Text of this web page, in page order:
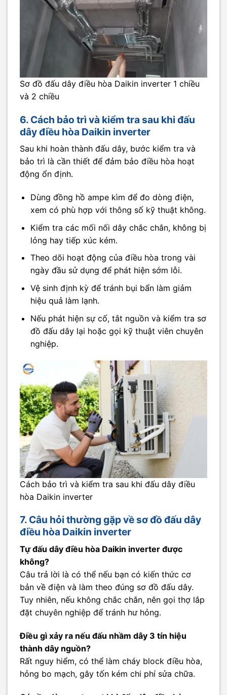
Sơ đồ đấu dây điều hòa Daikin inverter 1 chiều
và 2 chiều
6. Cách bảo trì và kiểm tra sau khi đấu
dây điều hòa Daikin inverter
Sau khi hoàn thành đấu dây, bước kiểm tra và
bảo trì là cần thiết để đảm bảo điều hòa hoạt
động ổn định.
Dùng đồng hồ ampe kìm để đo dòng điện,
xem có phù hợp với thông số kỹ thuật không.
Kiểm tra các mối nối dây chắc chắn, không bị
lỏng hay tiếp xúc kém.
Theo dõi hoạt động của điều hòa trong vài
ngày đầu sử dụng để phát hiện sớm lỗi.
Vệ sinh định kỳ để tránh bụi bẩn làm giảm
hiệu quả làm lạnh.
Nếu phát hiện sự cố, tắt nguồn và kiểm tra sơ
đồ đấu dây lại hoặc gọi kỹ thuật viên chuyên
nghiệp.
Cách bảo trì và kiểm tra sau khi đấu dây điều
hòa Daikin inverter
7. Câu hỏi thường gặp về sơ đồ đấu dây
điều hòa Daikin inverter
Tự đấu dây điều hòa Daikin inverter được
không?
Câu trả lời là có thể nếu bạn có kiến thức cơ
bản về điện và làm theo đúng sơ đồ đấu dây.
Tuy nhiên, nếu không chắc chắn, nên gọi thợ lắp
đặt chuyên nghiệp để tránh hư hỏng.
Điều gì xảy ra nếu đấu nhầm dây 3 tín hiệu
thành dây nguồn?
Rất nguy hiểm, có thể làm cháy block điều hòa,
hỏng bo mạch, gây tốn kém chi phí sửa chữa.